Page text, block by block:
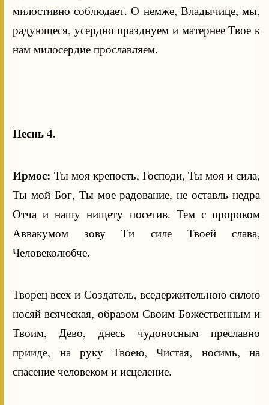
милостивно соблюдает. О немже, Владычице, мы,
радующеся, усердно празднуем и матернее Твое к
нам милосердие прославляем.
Песнь 4.
Ирмос: Ты моя крепость, Господи, Ты моя и сила,
Ты мой Бог, Ты мое радование, не оставль недра
Отча и нашу нищету посетив. Тем с пророком
Аввакумом зову Ти силе Твоей слава,
Человеколюбче.
Творец всех и Создатель, вседержительною силою
носяй всяческая, образом Своим Божественным и
Твоим, Дево, днесь чудоносным преславно
прииде, на руку Твоею, Чистая, носимь, на
спасение человеком и исцеление.